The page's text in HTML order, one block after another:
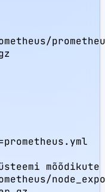
mõõdikute